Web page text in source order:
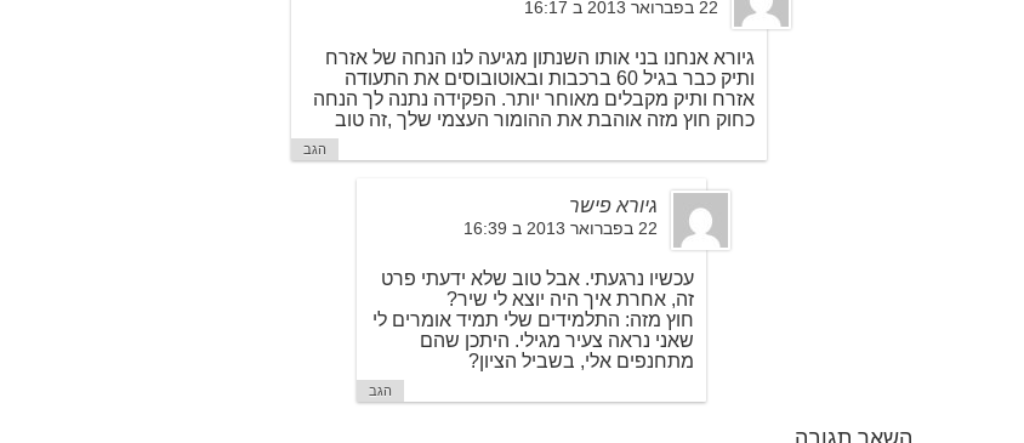
22 בפברואר 2013 ב 16:17
גיורא אנחנו בני אותו השנתון מגיעה לנו הנחה של אזרח
ותיק כבר בגיל 60 ברכבות ובאוטובוסים את התעודה
אזרח ותיק מקבלים מאוחר יותר. הפקידה נתנה לך הנחה
כחוק חוץ מזה אוהבת את ההומור העצמי שלך ,זה טוב
הגב
גיורא פישר
22 בפברואר 2013 ב 16:39
עכשיו נרגעתי. אבל טוב שלא ידעתי פרט
זה, אחרת איך היה יוצא לי שיר?
חוץ מזה: התלמידים שלי תמיד אומרים לי
שאני נראה צעיר מגילי. היתכן שהם
מתחנפים אלי, בשביל הציון?
הגב
השאר תגובה